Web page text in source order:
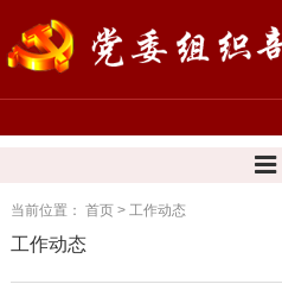
当前位置： 首页> 工作动态
工作动态